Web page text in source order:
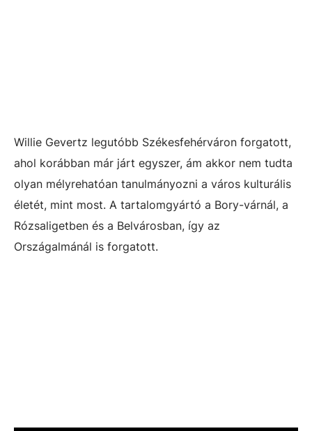
Willie Gevertz legutóbb Székesfehérváron forgatott,
ahol korábban már járt egyszer, ám akkor nem tudta
olyan mélyrehatóan tanulmányozni a város kulturális
életét, mint most. A tartalomgyártó a Bory-várnál, a
Rózsaligetben és a Belvárosban, így az
Országalmánál is forgatott.